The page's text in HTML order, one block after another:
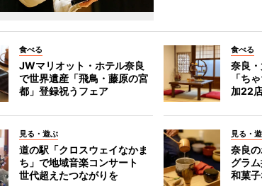
食べる
JWマリオット・ホテル奈良
で世界遺産「飛鳥・藤原の宮
都」登録祝うフェア
食べる
奈良
「ち
加22
見る・遊ぶ
道の駅「クロスウェイなかま
ち」で地域音楽コンサート
世代超えたつながりを
見る・
奈良
グラ
和菓